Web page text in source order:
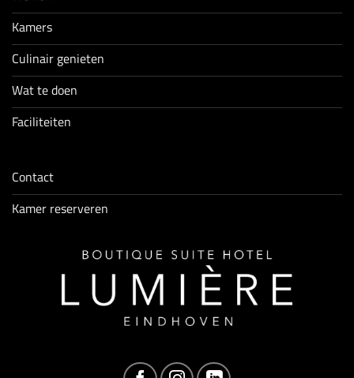
Kamers
Culinair genieten
Wat te doen
Faciliteiten
Contact
Kamer reserveren